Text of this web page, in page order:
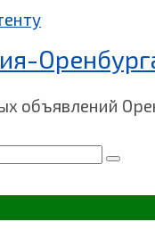
объявлений